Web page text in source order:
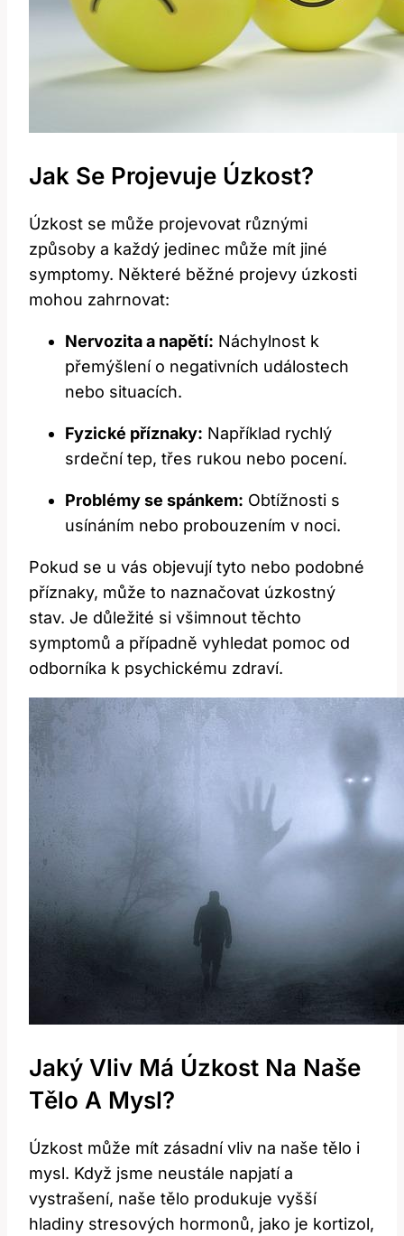
Jak Se Projevuje Úzkost?
Úzkost se může projevovat různými
způsoby a každý jedinec může mít jiné
symptomy. Některé běžné projevy úzkosti
mohou zahrnovat:
Nervozita a napětí: Náchylnost k
přemýšlení o negativních událostech
nebo situacích.
Fyzické příznaky: Například rychlý
srdeční tep, třes rukou nebo pocení.
Problémy se spánkem: Obtížnosti s
usínáním nebo probouzením v noci.
Pokud se u vás objevují tyto nebo podobné
příznaky, může to naznačovat úzkostný
stav. Je důležité si všimnout těchto
symptomů a případně vyhledat pomoc od
odborníka k psychickému zdraví.
Jaký Vliv Má Úzkost Na Naše
Tělo A Mysl?
Úzkost může mít zásadní vliv na naše tělo i
mysl. Když jsme neustále napjatí a
vystrašení, naše tělo produkuje vyšší
hladiny stresových hormonů, jako je kortizol,